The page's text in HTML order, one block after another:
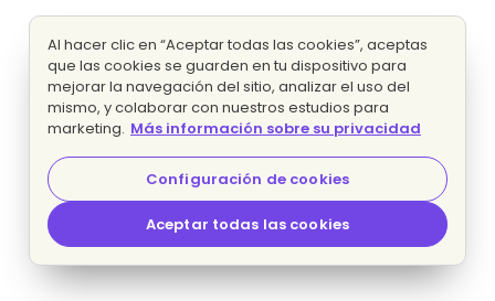
Al hacer clic en “Aceptar todas las cookies”, aceptas
que las cookies se guarden en tu dispositivo para
mejorar la navegación del sitio, analizar el uso del
mismo, y colaborar con nuestros estudios para
marketing. Más información sobre su privacidad
Configuración de cookies
Aceptar todas las cookies